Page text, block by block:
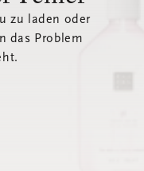
zu laden oder
das Problem